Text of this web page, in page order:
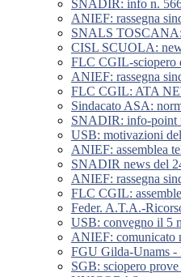
SNADIR: info n.
ANIEF: rassegna
SNALS TOSCANA:
CISL SCUOLA:
FLC CGIL-sciopero
ANIEF: rassegna
FLC CGIL: ATA
Sindacato ASA:
SNADIR: info-point
USB: motivazioni
ANIEF: assemblea
SNADIR news del
ANIEF: rassegna
FLC CGIL:
Feder. A.T.A.-
USB: convegno il 5
ANIEF: comunicato
FGU Gilda-Unams -
SGB: sciopero